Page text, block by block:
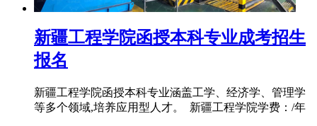
新疆工程学院函授本科专业成考招生
报名
新疆工程学院函授本科专业涵盖工学、经济学、管理学
等多个领域,培养应用型人才。 ‌ 新疆工程学院学费：/年